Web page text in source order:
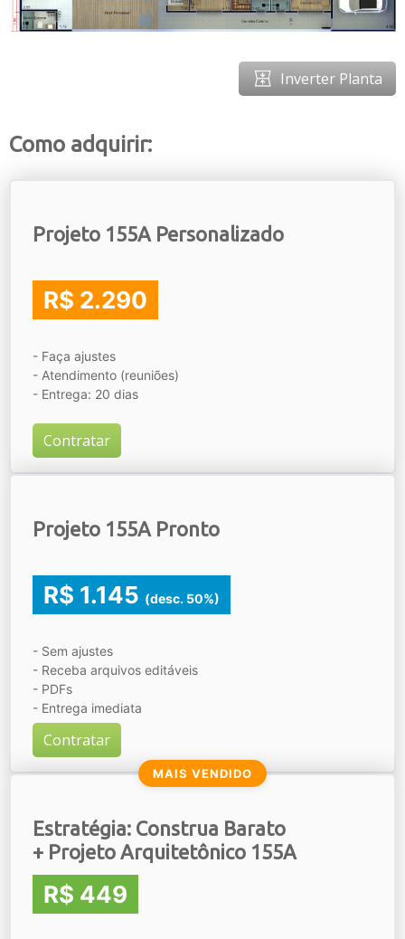
Inverter Planta
Como adquirir:
Projeto 155A Personalizado
R$ 2.290
- Faça ajustes
- Atendimento (reuniões)
- Entrega: 20 dias
Contratar
Projeto 155A Pronto
R$ 1.145 (desc. 50%)
- Sem ajustes
- Receba arquivos editáveis
- PDFs
- Entrega imediata
Contratar
MAIS VENDIDO
Estratégia: Construa Barato
+ Projeto Arquitetônico 155A
R$ 449